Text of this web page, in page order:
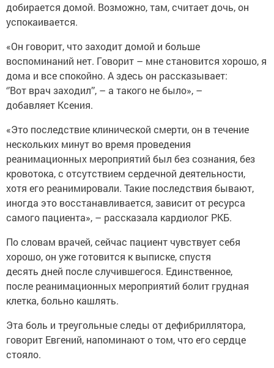
добирается домой. Возможно, там, считает дочь, он
успокаивается.
«Он говорит, что заходит домой и больше
воспоминаний нет. Говорит – мне становится хорошо, я
дома и все спокойно. А здесь он рассказывает:
‘’Вот врач заходил’’, – а такого не было», –
добавляет Ксения.
«Это последствие клинической смерти, он в течение
нескольких минут во время проведения
реанимационных мероприятий был без сознания, без
кровотока, с отсутствием сердечной деятельности,
хотя его реанимировали. Такие последствия бывают,
иногда это восстанавливается, зависит от ресурса
самого пациента», – рассказала кардиолог РКБ.
По словам врачей, сейчас пациент чувствует себя
хорошо, он уже готовится к выписке, спустя
десять дней после случившегося. Единственное,
после реанимационных мероприятий болит грудная
клетка, больно кашлять.
Эта боль и треугольные следы от дефибриллятора,
говорит Евгений, напоминают о том, что его сердце
стояло.